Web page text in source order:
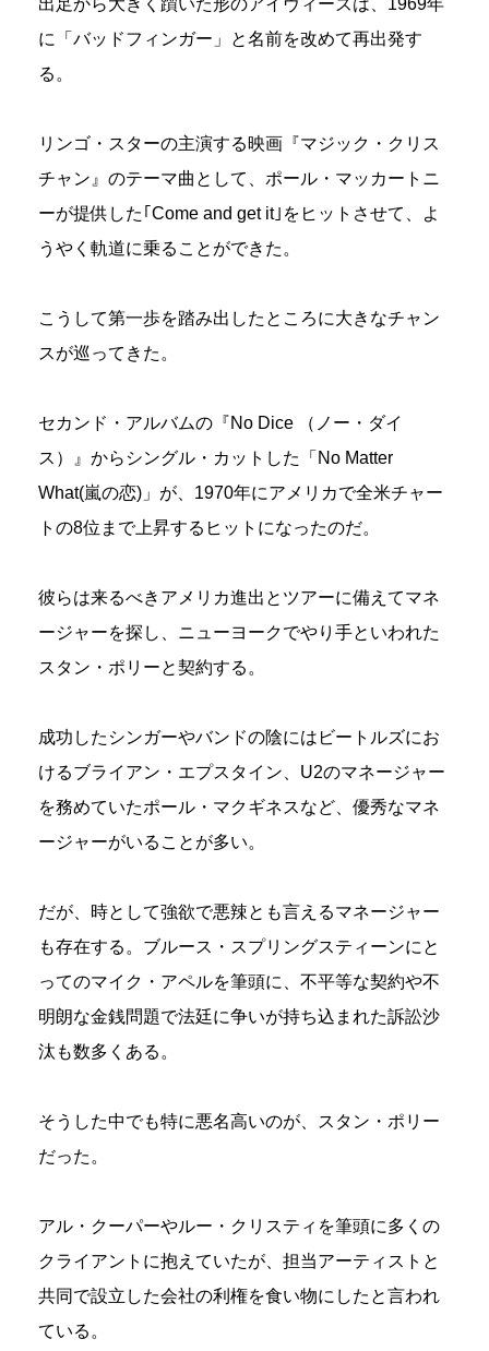
出足から大きく躓いた形のアイヴィーズは、1969年
に「バッドフィンガー」と名前を改めて再出発す
る。
リンゴ・スターの主演する映画『マジック・クリス
チャン』のテーマ曲として、ポール・マッカートニ
ーが提供した｢Come and get it｣をヒットさせて、よ
うやく軌道に乗ることができた。
こうして第一歩を踏み出したところに大きなチャン
スが巡ってきた。
セカンド・アルバムの『No Dice （ノー・ダイ
ス）』からシングル・カットした「No Matter
What(嵐の恋)」が、1970年にアメリカで全米チャー
トの8位まで上昇するヒットになったのだ。
彼らは来るべきアメリカ進出とツアーに備えてマネ
ージャーを探し、ニューヨークでやり手といわれた
スタン・ポリーと契約する。
成功したシンガーやバンドの陰にはビートルズにお
けるブライアン・エプスタイン、U2のマネージャー
を務めていたポール・マクギネスなど、優秀なマネ
ージャーがいることが多い。
だが、時として強欲で悪辣とも言えるマネージャー
も存在する。ブルース・スプリングスティーンにと
ってのマイク・アペルを筆頭に、不平等な契約や不
明朗な金銭問題で法廷に争いが持ち込まれた訴訟沙
汰も数多くある。
そうした中でも特に悪名高いのが、スタン・ポリー
だった。
アル・クーパーやルー・クリスティを筆頭に多くの
クライアントに抱えていたが、担当アーティストと
共同で設立した会社の利権を食い物にしたと言われ
ている。